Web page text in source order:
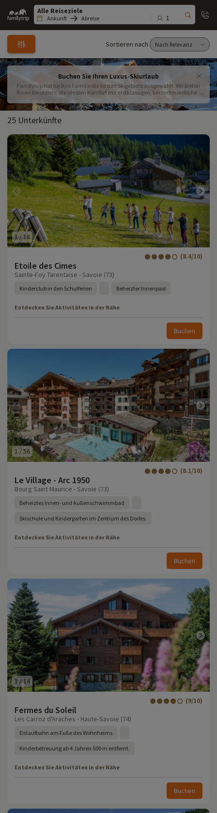
Family
trip
Ankunft Abreise 1
Sortieren nach
Buchen Sie Ihren Luxus-Skiurlaub
Familytrip hat für Ihre Familie die besten Skigebiete ausgewählt. Wir bieten
Ihnen Reiseziele, die idealen Komfort mit erstklassigen, kinderfreundlichen
Skiurlaub mit der Familie!
25 Unterkünfte
1/18
Etoile des Cimes
(8.4/10)
Sainte-Foy Tarentaise - Savoie (73)
Kinderclub in den Schulferien Beheizter Innenpool
Entdecken Sie Aktivitäten in der Nähe
Buchen
1 /56
Le Village - Arc 1950
(8.1/10)
Bourg Saint Maurice - Savoie (73)
Beheiztes Innen- und Außenschwimmbad
Skischule und Kindergarten im Zentrum des Dorfes.
Entdecken Sie Aktivitäten in der Nähe
Buchen
1 /14
Fermes du Soleil
(9/10)
Les Carroz d'Araches - Haute-Savoie (74)
Eislaufbahn am Fuße des Wohnheims
Kinderbetreuung ab 4 Jahren 500 m entfernt.
Entdecken Sie Aktivitäten in der Nähe
Buchen